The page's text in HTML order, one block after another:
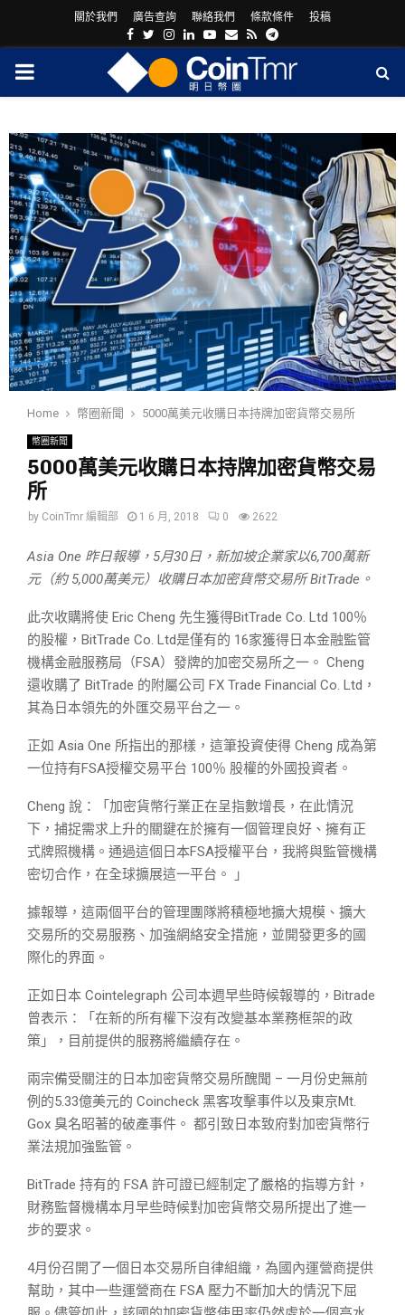
關於我們 廣告查詢 聯絡我們 條款條件 投稿
Facebook
Twitter
Instagram
LinkedinYoutube
Email
RssTelegram
PRIMARY
Home 幣圈新聞 5000萬美元收購日本持牌加密貨幣交易所
幣圈新聞
5000萬美元收購日本持牌加密貨幣交易
所
by CoinTmr 編輯部 1 6 月, 2018 0 2622
Asia One 昨日報導，5月30日，新加坡企業家以6,700萬新
元（約 5,000萬美元）收購日本加密貨幣交易所 BitTrade。
此次收購將使 Eric Cheng 先生獲得BitTrade Co. Ltd 100％
的股權，BitTrade Co. Ltd是僅有的 16家獲得日本金融監管
機構金融服務局（FSA）發牌的加密交易所之一。 Cheng
還收購了 BitTrade 的附屬公司 FX Trade Financial Co. Ltd，
其為日本領先的外匯交易平台之一。
正如 Asia One 所指出的那樣，這筆投資使得 Cheng 成為第
一位持有FSA授權交易平台 100％ 股權的外國投資者。
Cheng 說：「加密貨幣行業正在呈指數增長，在此情況
下，捕捉需求上升的關鍵在於擁有一個管理良好、擁有正
式牌照機構。通過這個日本FSA授權平台，我將與監管機構
密切合作，在全球擴展這一平台。 」
據報導，這兩個平台的管理團隊將積極地擴大規模、擴大
交易所的交易服務、加強網絡安全措施，並開發更多的國
際化的界面。
正如日本 Cointelegraph 公司本週早些時候報導的，Bitrade
曾表示：「在新的所有權下沒有改變基本業務框架的政
策」，目前提供的服務將繼續存在。
兩宗備受關注的日本加密貨幣交易所醜聞 – 一月份史無前
例的5.33億美元的 Coincheck 黑客攻擊事件以及東京Mt.
Gox 臭名昭著的破產事件。 都引致日本致府對加密貨幣行
業法規加強監管。
BitTrade 持有的 FSA 許可證已經制定了嚴格的指導方針，
財務監督機構本月早些時候對加密貨幣交易所提出了進一
步的要求。
4月份召開了一個日本交易所自律組織，為國內運營商提供
幫助，其中一些運營商在 FSA 壓力不斷加大的情況下屈